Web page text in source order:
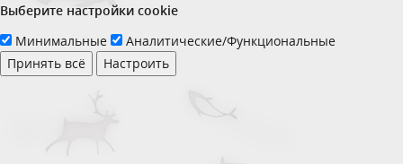
Выберите настройки cookie
Минимальные
Аналитические/Функциональные
Принять всё
Настроить